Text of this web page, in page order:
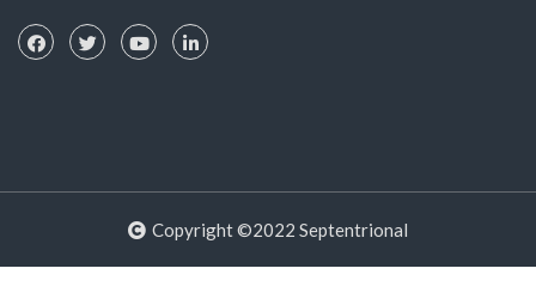
Copyright ©2022 Septentrional